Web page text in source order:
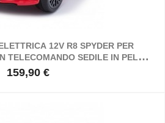
12V R8 SPYDER PER
TELECOMANDO SEDILE IN PELLE
ROSSA
Prezzo
159,90 €